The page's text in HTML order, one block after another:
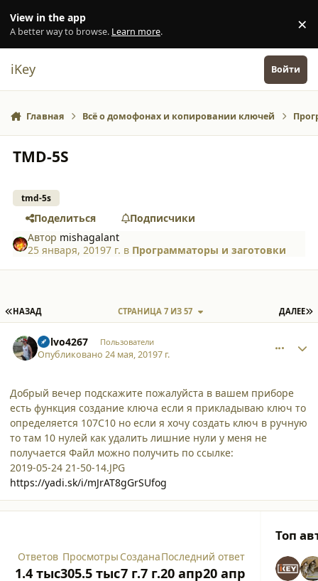
View in the app
A better way to browse. Learn more. ×
iKey Войти
Главная Всё о домофонах и копировании ключей
TMD-5S
tmd-5s
Поделиться
Подписчики
Автор mishagalant
25 января, 20197 г. в Программаторы и заготовки
ПЕРВАЯ СТРАНИЦА
НАЗАД ДАЛЕЕ
СТРАНИЦА 7 ИЗ 57
Volvo4267 Пользователи
Опубликовано24 мая, 20197 г.
Добрый вечер подскажите пожалуйста в вашем приборе
есть функция создание ключа если я прикладываю ключ то
определяется 107С10 но если я хочу создать ключ в ручную
то там 10 нулей как удалить лишние нули у меня не
получается Файл можно получить по ссылке:
2019-05-24 21-50-14.JPG
https://yadi.sk/i/mJrAT8gGrSUfog
Ответов
1.4 тыс
Просмотры
305.5 тыс
Создана
7 г.7 г.
Последний ответ
20 апр20 апр
Топ